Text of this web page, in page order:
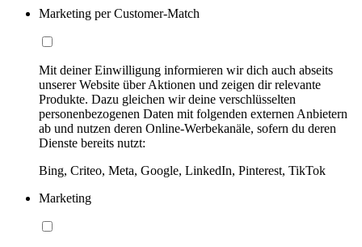
Marketing per Customer-Match
Mit deiner Einwilligung informieren wir dich auch abseits
unserer Website über Aktionen und zeigen dir relevante
Produkte. Dazu gleichen wir deine verschlüsselten
personenbezogenen Daten mit folgenden externen Anbietern
ab und nutzen deren Online-Werbekanäle, sofern du deren
Dienste bereits nutzt:
Bing, Criteo, Meta, Google, LinkedIn, Pinterest, TikTok
Marketing